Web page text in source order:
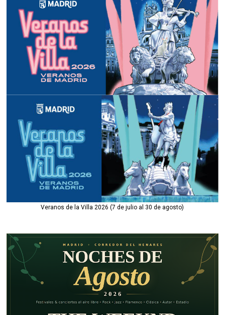
Veranos de la Villa 2026 (7 de julio al 30 de agosto)